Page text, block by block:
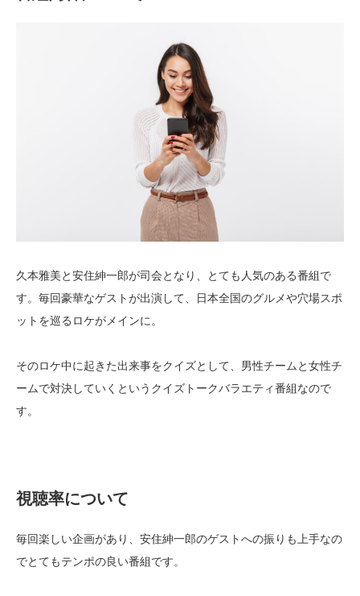
久本雅美と安住紳一郎が司会となり、とても人気のある番組で
す。毎回豪華なゲストが出演して、日本全国のグルメや穴場スポ
ットを巡るロケがメインに。
そのロケ中に起きた出来事をクイズとして、男性チームと女性チ
ームで対決していくというクイズトークバラエティ番組なので
す。
視聴率について
毎回楽しい企画があり、安住紳一郎のゲストへの振りも上手なの
でとてもテンポの良い番組です。